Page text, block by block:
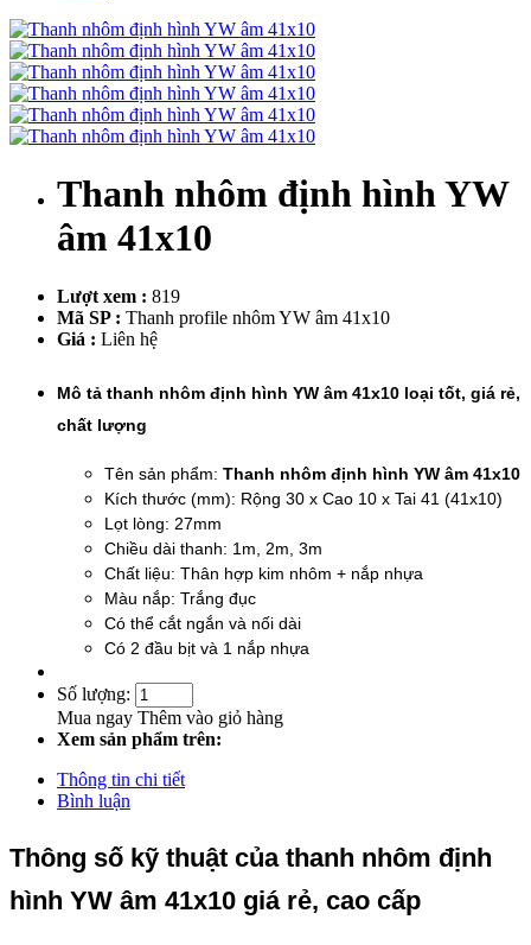
Thanh nhôm định hình YW
âm 41x10
Lượt xem : 819
Mã SP : Thanh profile nhôm YW âm 41x10
Giá : Liên hệ
Mô tả thanh nhôm định hình YW âm 41x10 loại tốt, giá rẻ,
chất lượng
Tên sản phẩm: Thanh nhôm định hình YW âm 41x10
Kích thước (mm): Rộng 30 x Cao 10 x Tai 41 (41x10)
Lọt lòng: 27mm
Chiều dài thanh: 1m, 2m, 3m
Chất liệu: Thân hợp kim nhôm + nắp nhựa
Màu nắp: Trắng đục
Có thể cắt ngắn và nối dài
Có 2 đầu bịt và 1 nắp nhựa
Số lượng:
Mua ngay Thêm vào giỏ hàng
Xem sản phẩm trên:
Thông tin chi tiết
Bình luận
Thông số kỹ thuật của thanh nhôm định
hình YW âm 41x10 giá rẻ, cao cấp